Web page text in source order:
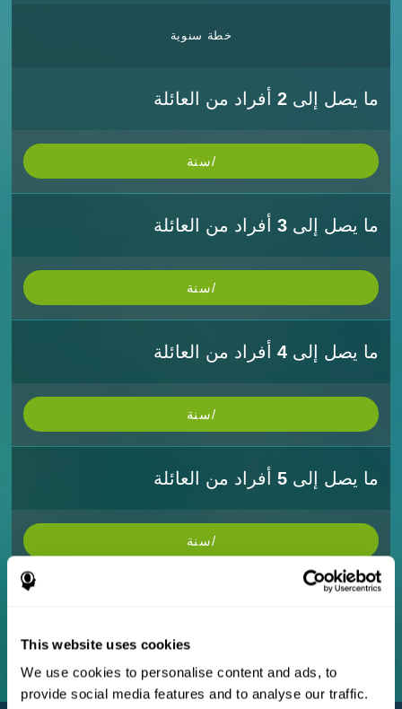
This website uses cookies
We use cookies to personalise content and ads, to
provide social media features and to analyse our traffic.
خطة سنوية
ما يصل إلى2 أفراد من العائلة
/سنة
ما يصل إلى3 أفراد من العائلة
/سنة
ما يصل إلى4 أفراد من العائلة
/سنة
ما يصل إلى5 أفراد من العائلة
/سنة
/سنة